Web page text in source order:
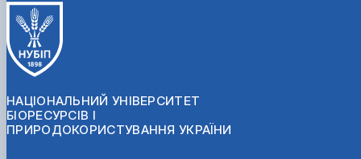
НАЦІОНАЛЬНИЙ УНІВЕРСИТЕТ
БІОРЕСУРСІВ І
ПРИРОДОКОРИСТУВАННЯ УКРАЇНИ